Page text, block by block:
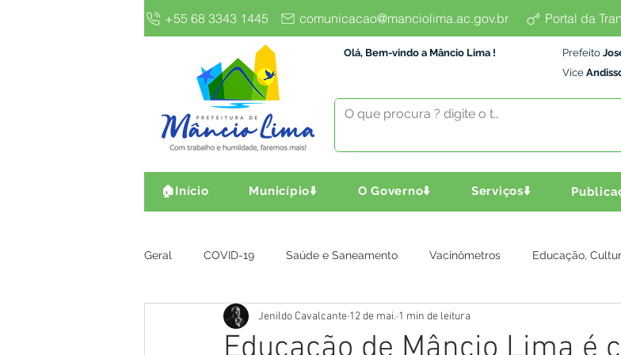
+55 68 3343 1445 comunicacao@manciolima.ac.gov.br Portal da
Olá, Bem-vindo a Mâncio Lima ! Prefeito
Vice
🏠Início Município⬇️ O Governo⬇️ Serviços⬇️
Geral COVID-19 Saúde e Saneamento Vacinômetros Educação,
Gestão e Finanças Infra, Obra e Transporte Assistência Social
Jenildo Cavalcante 12 de mai. 1 min de leitura